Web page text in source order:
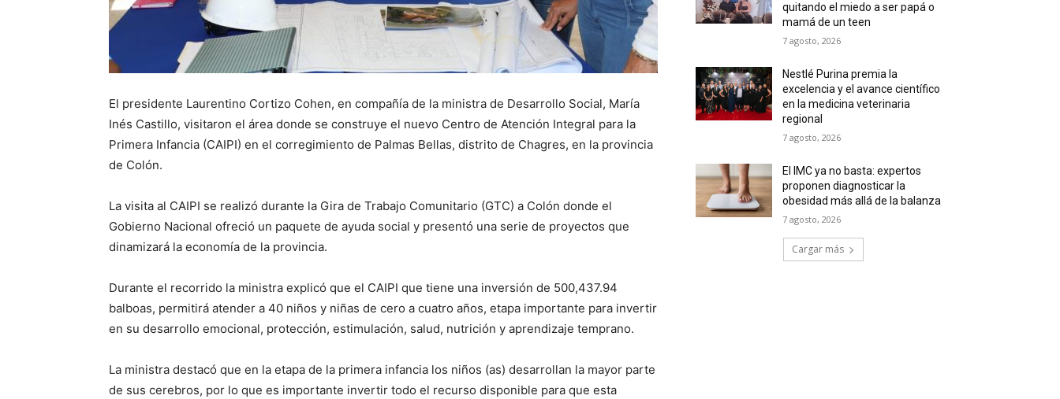
El presidente Laurentino Cortizo Cohen, en compañía de la ministra de Desarrollo Social, María
Inés Castillo, visitaron el área donde se construye el nuevo Centro de Atención Integral para la
Primera Infancia (CAIPI) en el corregimiento de Palmas Bellas, distrito de Chagres, en la provincia
de Colón.
La visita al CAIPI se realizó durante la Gira de Trabajo Comunitario (GTC) a Colón donde el
Gobierno Nacional ofreció un paquete de ayuda social y presentó una serie de proyectos que
dinamizará la economía de la provincia.
Durante el recorrido la ministra explicó que el CAIPI que tiene una inversión de 500,437.94
balboas, permitirá atender a 40 niños y niñas de cero a cuatro años, etapa importante para invertir
en su desarrollo emocional, protección, estimulación, salud, nutrición y aprendizaje temprano.
La ministra destacó que en la etapa de la primera infancia los niños (as) desarrollan la mayor parte
de sus cerebros, por lo que es importante invertir todo el recurso disponible para que esta
quitando el miedo a ser papá o
mamá de un teen
7 agosto, 2026
Nestlé Purina premia la
excelencia y el avance científico
en la medicina veterinaria
regional
7 agosto, 2026
El IMC ya no basta: expertos
proponen diagnosticar la
obesidad más allá de la balanza
7 agosto, 2026
Cargar más